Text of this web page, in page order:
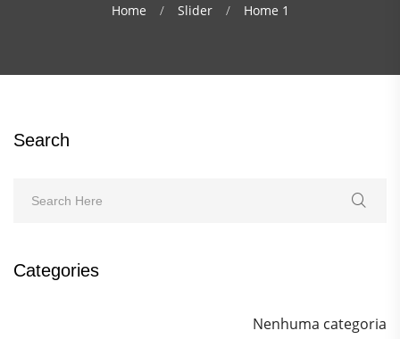
Home Slider Home 1
Search
Categories
Nenhuma categoria